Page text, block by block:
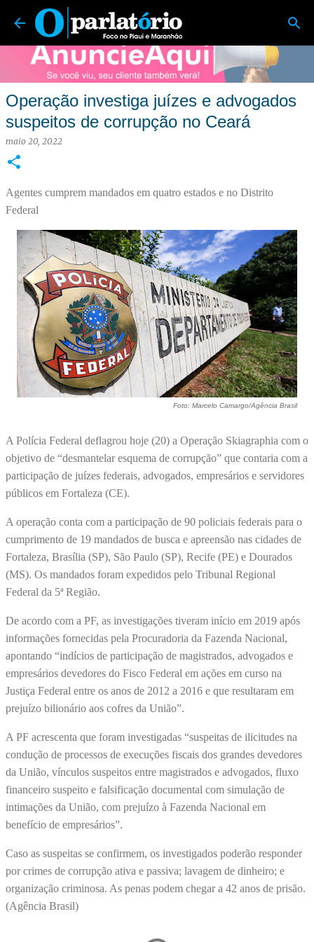
Pular para o conteúdo principal
O Parlatório | Foco no Piauí e Maranhão
Operação investiga juízes e advogados
suspeitos de corrupção no Ceará
maio 20, 2022
Agentes cumprem mandados em quatro estados e no Distrito
Federal
Foto: Marcelo Camargo/Agência Brasil
A Polícia Federal deflagrou hoje (20) a Operação Skiagraphia com o
objetivo de “desmantelar esquema de corrupção” que contaria com a
participação de juízes federais, advogados, empresários e servidores
públicos em Fortaleza (CE).
A operação conta com a participação de 90 policiais federais para o
cumprimento de 19 mandados de busca e apreensão nas cidades de
Fortaleza, Brasília (SP), São Paulo (SP), Recife (PE) e Dourados
(MS). Os mandados foram expedidos pelo Tribunal Regional
Federal da 5ª Região.
De acordo com a PF, as investigações tiveram início em 2019 após
informações fornecidas pela Procuradoria da Fazenda Nacional,
apontando “indícios de participação de magistrados, advogados e
empresários devedores do Fisco Federal em ações em curso na
Justiça Federal entre os anos de 2012 a 2016 e que resultaram em
prejuízo bilionário aos cofres da União”.
A PF acrescenta que foram investigadas “suspeitas de ilicitudes na
condução de processos de execuções fiscais dos grandes devedores
da União, vínculos suspeitos entre magistrados e advogados, fluxo
financeiro suspeito e falsificação documental com simulação de
intimações da União, com prejuízo à Fazenda Nacional em
benefício de empresários”.
Caso as suspeitas se confirmem, os investigados poderão responder
por crimes de corrupção ativa e passiva; lavagem de dinheiro; e
organização criminosa. As penas podem chegar a 42 anos de prisão.
(Agência Brasil)